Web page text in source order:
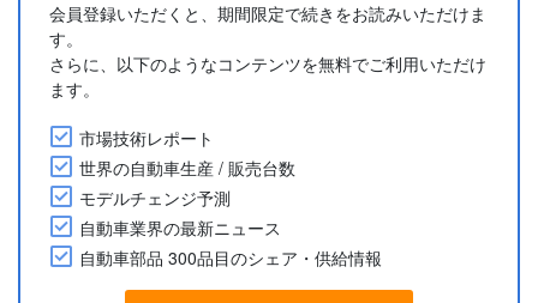
会員登録いただくと、期間限定で続きをお読みいただけま
す。
さらに、以下のようなコンテンツを無料でご利用いただけ
ます。
市場技術レポート
世界の自動車生産 / 販売台数
モデルチェンジ予測
自動車業界の最新ニュース
自動車部品 300品目のシェア・供給情報